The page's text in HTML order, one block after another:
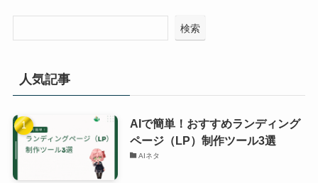
検索
人気記事
AIで簡単！おすすめランディング
ページ（LP）制作ツール3選
AIネタ